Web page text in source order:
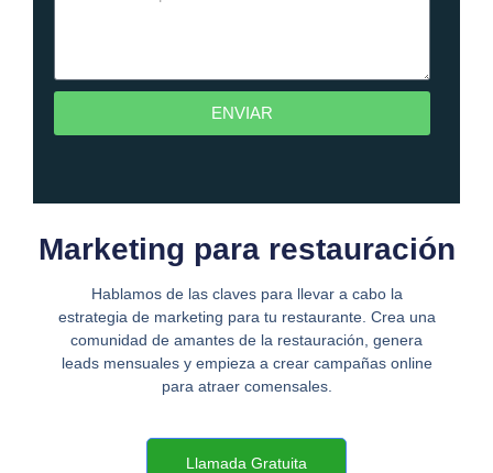
ENVIAR
Marketing para restauración
Hablamos de las claves para llevar a cabo la
estrategia de marketing para tu restaurante. Crea una
comunidad de amantes de la restauración, genera
leads mensuales y empieza a crear campañas online
para atraer comensales.
Llamada Gratuita